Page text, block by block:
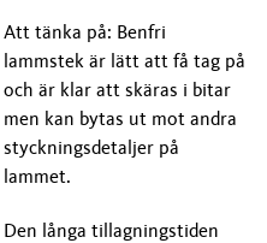
Att tänka på: Benfri
lammstek är lätt att få tag på
och är klar att skäras i bitar
men kan bytas ut mot andra
styckningsdetaljer på
lammet.
Den långa tillagningstiden